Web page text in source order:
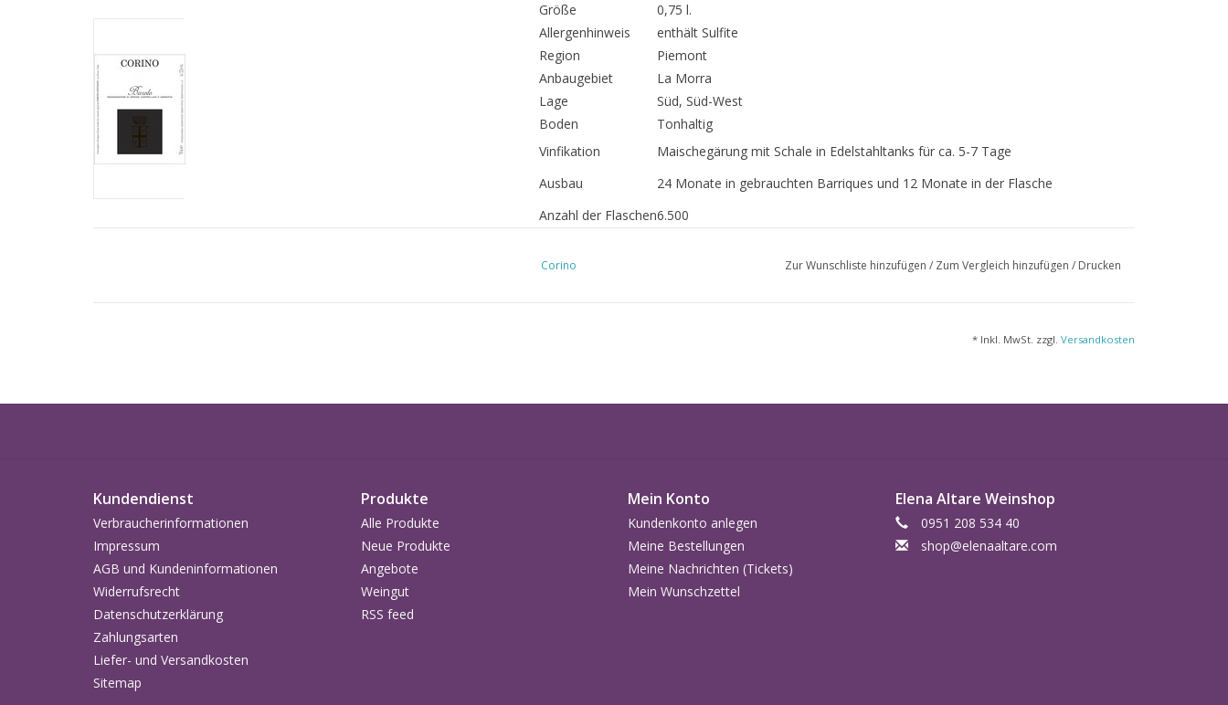
Größe
0,75 l.
Allergenhinweis
enthält Sulfite
Region
Piemont
Anbaugebiet
La Morra
Lage
Süd, Süd-West
Boden
Tonhaltig
Vinfikation
Maischegärung mit Schale in Edelstahltanks für ca. 5-7 Tage
Ausbau
24 Monate in gebrauchten Barriques und 12 Monate in der Flasche
Anzahl der Flaschen6.500
Antonio Galloni
Corino Zur Wunschliste hinzufügen / Zum Vergleich hinzufügen / Drucken
* Inkl. MwSt. zzgl. Versandkosten
Kundendienst
Verbraucherinformationen
Impressum
AGB und Kundeninformationen
Widerrufsrecht
Datenschutzerklärung
Zahlungsarten
Liefer- und Versandkosten
Sitemap
Produkte
Alle Produkte
Neue Produkte
Angebote
Weingut
RSS feed
Mein Konto
Kundenkonto anlegen
Meine Bestellungen
Meine Nachrichten (Tickets)
Mein Wunschzettel
Elena Altare Weinshop
0951 208 534 40
shop@elenaaltare.com